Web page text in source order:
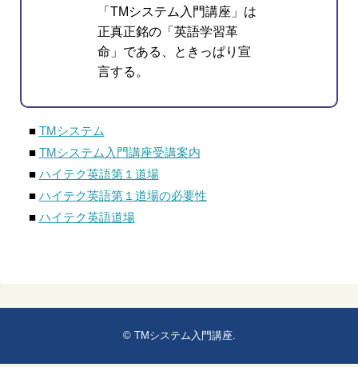
「TMシステム入門講座」は
正真正銘の「英語学習革
命」である、ときっぱり宣
言する。
■ TMシステム
■ TMシステム入門講座受講案内
■ ハイテク英語第１道場
■ ハイテク英語第１道場の必要性
■ ハイテク英語道場
© TMシステム入門講座.